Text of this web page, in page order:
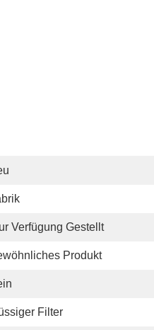
Verfügung Gestellt
Produkt
Filter